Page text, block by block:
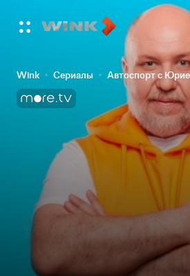
Wink Сериалы Автоспорт с